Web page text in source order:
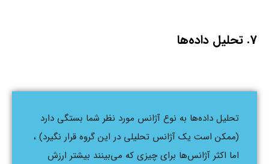
7. تحلیل داده‌ها
تحلیل داده‌ها به نوع آژانس مورد نظر شما بستگی دارد
(ممکن است یک آژانس تحلیلی در این گروه قرار نگیرد) ،
اما اکثر آژانس‌ها برای چیزی که می‌بینند بیشتر ارزش